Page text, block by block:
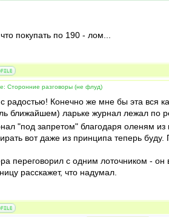
что покупать по 190 - лом...
Сторонние разговоры (не флуд)
радостью! Конечно же мне бы эта вся
ближайшем) ларьке журнал лежал по
"под запретом" благодаря оленям
вот даже из принципа теперь
переговорил с одним лоточником -
расскажет, что надумал.